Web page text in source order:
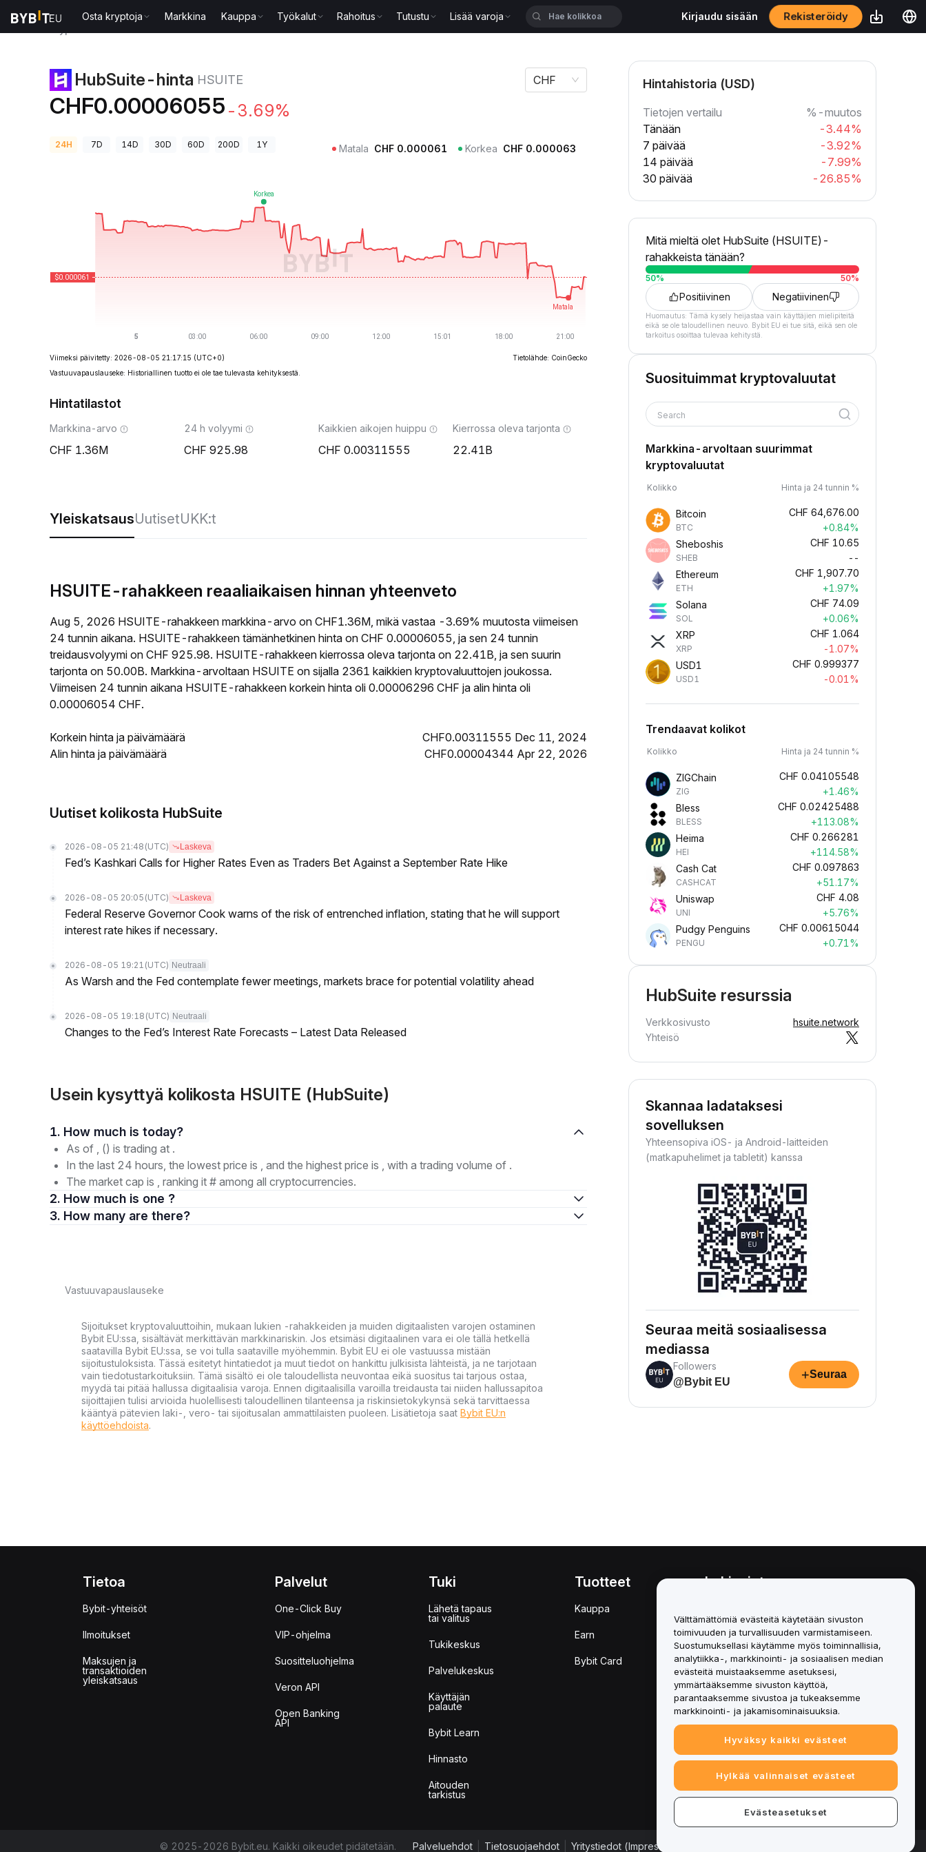
Osta kryptoja Markkina Kauppa Työkalut Rahoitus Tutustu Lisää varoja Kirjaudu sisään Rekisteröidy
HubSuite-hinta HSUITE
CHF0.00006055 -3.69%
CHF
24H 7D 14D 30D 60D 200D 1Y Matala CHF 0.000061 Korkea CHF 0.000063
Viimeksi päivitetty: 2026-08-05 21:17:15 (UTC+0)
Tietolähde: CoinGecko
Vastuuvapauslauseke: Historiallinen tuotto ei ole tae tulevasta kehityksestä.
Hintatilastot
Markkina-arvo
1.36M
24 h volyymi
925.98
Kaikkien aikojen huippu
0.00311555
Kierrossa oleva tarjonta
22.41B
YleiskatsausUutisetUKK:t
HSUITE-rahakkeen reaaliaikaisen hinnan yhteenveto
Aug 5, 2026 HSUITE-rahakkeen markkina-arvo on CHF1.36M, mikä vastaa -3.69% muutosta viimeisen
24 tunnin aikana. HSUITE-rahakkeen tämänhetkinen hinta on CHF 0.00006055, ja sen 24 tunnin
treidausvolyymi on CHF 925.98. HSUITE-rahakkeen kierrossa oleva tarjonta on 22.41B, ja sen suurin
tarjonta on 50.00B. Markkina-arvoltaan HSUITE on sijalla 2361 kaikkien kryptovaluuttojen joukossa.
Viimeisen 24 tunnin aikana HSUITE-rahakkeen korkein hinta oli 0.00006296 CHF ja alin hinta oli
0.00006054 CHF.
Korkein hinta ja päivämäärä
CHF0.00311555 Dec 11, 2024
Alin hinta ja päivämäärä
CHF0.00004344 Apr 22, 2026
Uutiset kolikosta HubSuite
2026-08-05 21:48 (UTC) Laskeva
Fed’s Kashkari Calls for Higher Rates Even as Traders Bet Against a September Rate Hike
2026-08-05 20:05 (UTC) Laskeva
Federal Reserve Governor Cook warns of the risk of entrenched inflation, stating that he will support
interest rate hikes if necessary.
2026-08-05 19:21 (UTC) Neutraali
As Warsh and the Fed contemplate fewer meetings, markets brace for potential volatility ahead
2026-08-05 19:18 (UTC) Neutraali
Changes to the Fed’s Interest Rate Forecasts – Latest Data Released
Usein kysyttyä kolikosta HSUITE (HubSuite)
1. How much is today?
As of , () is trading at .
In the last 24 hours, the lowest price is , and the highest price is , with a trading volume of .
The market cap is , ranking it # among all cryptocurrencies.
2. How much is one ?
3. How many are there?
Vastuuvapauslauseke
Sijoitukset kryptovaluuttoihin, mukaan lukien -rahakkeiden ja muiden digitaalisten varojen ostaminen
Bybit EU:ssa, sisältävät merkittävän markkinariskin. Jos etsimäsi digitaalinen vara ei ole tällä hetkellä
saatavilla Bybit EU:ssa, se voi tulla saataville myöhemmin. Bybit EU ei ole vastuussa mistään
sijoitustuloksista. Tässä esitetyt hintatiedot ja muut tiedot on hankittu julkisista lähteistä, ja ne tarjotaan
vain tiedotustarkoituksiin. Tämä sisältö ei ole taloudellista neuvontaa eikä suositus tai tarjous ostaa,
myydä tai pitää hallussa digitaalisia varoja. Ennen digitaalisilla varoilla treidausta tai niiden hallussapitoa
sijoittajien tulisi arvioida huolellisesti taloudellinen tilanteensa ja riskinsietokykynsä sekä tarvittaessa
kääntyä pätevien laki-, vero- tai sijoitusalan ammattilaisten puoleen. Lisätietoja saat Bybit EU:n
käyttöehdoista.
Hintahistoria (USD)
Tietojen vertailu
%-muutos
Tänään
-3.44%
7 päivää
-3.92%
14 päivää
-7.99%
30 päivää
-26.85%
Mitä mieltä olet HubSuite (HSUITE)-
rahakkeista tänään?
50% 50%
Positiivinen Negatiivinen
Huomautus: Tämä kysely heijastaa vain käyttäjien mielipiteitä
eikä se ole taloudellinen neuvo. Bybit EU ei tue sitä, eikä sen ole
tarkoitus osoittaa tulevaa kehitystä.
Suosituimmat kryptovaluutat
Search
Markkina-arvoltaan suurimmat
kryptovaluutat
Kolikko Hinta ja 24 tunnin %
Bitcoin
BTC
CHF 64,676.00
+0.84%
Sheboshis
SHEB
CHF 10.65
--
Ethereum
ETH
CHF 1,907.70
+1.97%
Solana
SOL
CHF 74.09
+0.06%
XRP
XRP
CHF 1.064
-1.07%
USD1
USD1
CHF 0.999377
-0.01%
Trendaavat kolikot
Kolikko Hinta ja 24 tunnin %
ZIGChain
ZIG
CHF 0.04105548
+1.46%
Bless
BLESS
CHF 0.02425488
+113.08%
Heima
HEI
CHF 0.266281
+114.58%
Cash Cat
CASHCAT
CHF 0.097863
+51.17%
Uniswap
UNI
CHF 4.08
+5.76%
Pudgy Penguins
PENGU
CHF 0.00615044
+0.71%
HubSuite resurssia
Verkkosivusto
hsuite.network
Yhteisö
Skannaa ladataksesi
sovelluksen
Yhteensopiva iOS- ja Android-laitteiden
(matkapuhelimet ja tabletit) kanssa
Seuraa meitä sosiaalisessa
mediassa
Followers
@Bybit EU
+Seuraa
Tietoa
Bybit-yhteisöt
Ilmoitukset
Maksujen ja
transaktioiden
yleiskatsaus
Palvelut
One-Click Buy
VIP-ohjelma
Suositteluohjelma
Veron API
Open Banking
API
Tuki
Lähetä tapaus
tai valitus
Tukikeskus
Palvelukeskus
Käyttäjän
palaute
Bybit Learn
Hinnasto
Aitouden
tarkistus
Tuotteet
Kauppa
Earn
Bybit Card
Lakiasiat
Yhteenveto säilytys- ja
hallinnointikäytännöstä
ESG-tiedot
Crypto-Asset White Papers
© 2025-2026 Bybit.eu. Kaikki oikeudet pidätetään. Palveluehdot Tietosuojaehdot Yritystiedot (Impressum)
Välttämättömiä evästeitä käytetään sivuston
toimivuuden ja turvallisuuden varmistamiseen.
Suostumuksellasi käytämme myös toiminnallisia,
analytiikka-, markkinointi- ja sosiaalisen median
evästeitä muistaaksemme asetuksesi,
ymmärtääksemme sivuston käyttöä,
parantaaksemme sivustoa ja tukeaksemme
markkinointi- ja jakamisominaisuuksia.
Hyväksy kaikki evästeet
Hylkää valinnaiset evästeet
Evästeasetukset